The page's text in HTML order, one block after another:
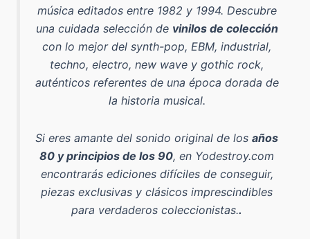
música editados entre 1982 y 1994. Descubre
una cuidada selección de vinilos de colección
con lo mejor del synth-pop, EBM, industrial,
techno, electro, new wave y gothic rock,
auténticos referentes de una época dorada de
la historia musical.
Si eres amante del sonido original de los años
80 y principios de los 90, en Yodestroy.com
encontrarás ediciones difíciles de conseguir,
piezas exclusivas y clásicos imprescindibles
para verdaderos coleccionistas..